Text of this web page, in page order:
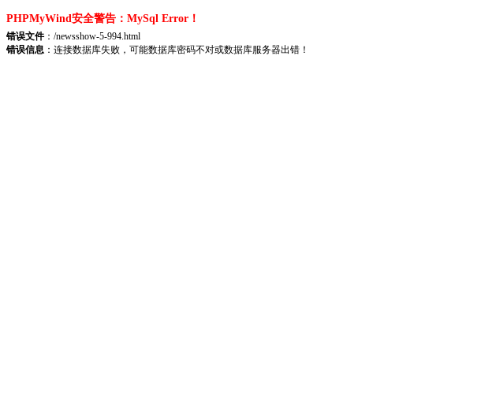
PHPMyWind安全警告：MySql Error！
错误文件：/newsshow-5-994.html
错误信息 ：连接数据库失败，可能数据库密码不对或数据库服务器出错！